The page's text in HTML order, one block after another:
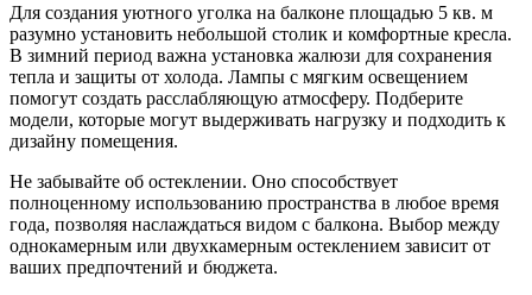
Для создания уютного уголка на балконе площадью 5 кв. м
разумно установить небольшой столик и комфортные кресла.
В зимний период важна установка жалюзи для сохранения
тепла и защиты от холода. Лампы с мягким освещением
помогут создать расслабляющую атмосферу. Подберите
модели, которые могут выдерживать нагрузку и подходить к
дизайну помещения.
Не забывайте об остеклении. Оно способствует
полноценному использованию пространства в любое время
года, позволяя наслаждаться видом с балкона. Выбор между
однокамерным или двухкамерным остеклением зависит от
ваших предпочтений и бюджета.